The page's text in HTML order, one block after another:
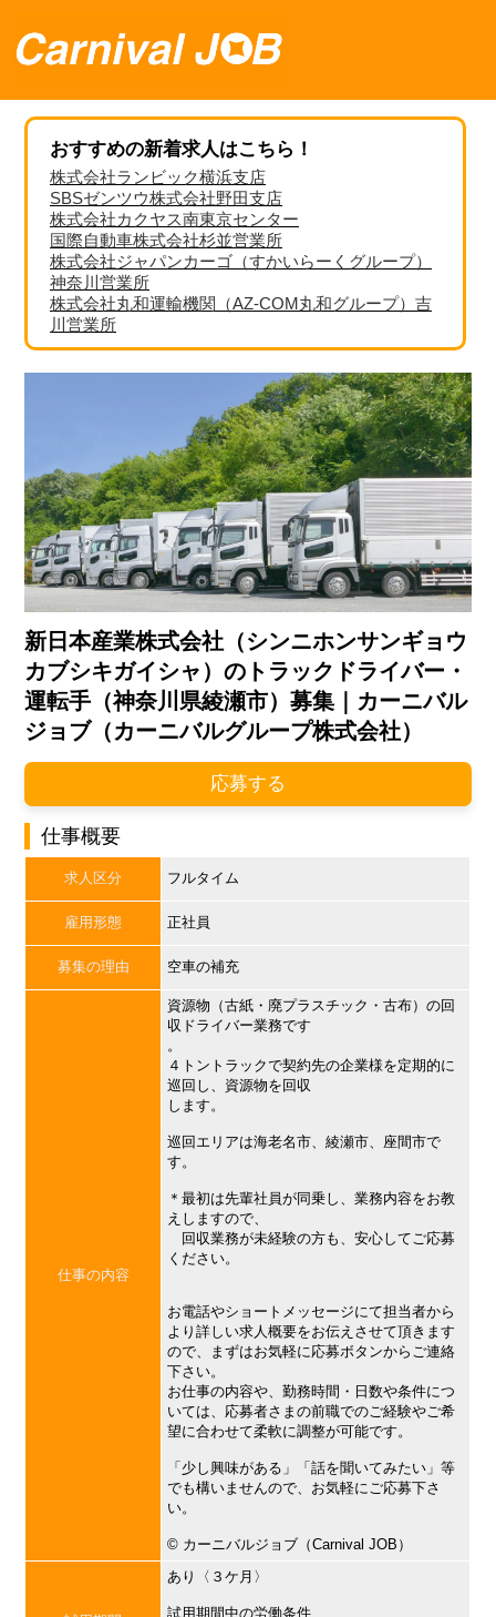
おすすめの新着求人はこちら！
株式会社ランビック横浜支店
SBSゼンツウ株式会社野田支店
株式会社カクヤス南東京センター
国際自動車株式会社杉並営業所
株式会社ジャパンカーゴ（すかいらーくグループ）
神奈川営業所
株式会社丸和運輸機関（AZ-COM丸和グループ）吉
川営業所
新日本産業株式会社（シンニホンサンギョウ
カブシキガイシャ）のトラックドライバー・
運転手（神奈川県綾瀬市）募集｜カーニバル
ジョブ（カーニバルグループ株式会社）
応募する
仕事概要
求人区分 フルタイム
雇用形態 正社員
募集の理由 空車の補充
仕事の内容
資源物（古紙・廃プラスチック・古布）の回
収ドライバー業務です
。
４トントラックで契約先の企業様を定期的に
巡回し、資源物を回収
します。
巡回エリアは海老名市、綾瀬市、座間市で
す。
＊最初は先輩社員が同乗し、業務内容をお教
えしますので、
回収業務が未経験の方も、安心してご応募
ください。
お電話やショートメッセージにて担当者から
より詳しい求人概要をお伝えさせて頂きます
ので、まずはお気軽に応募ボタンからご連絡
下さい。
お仕事の内容や、勤務時間・日数や条件につ
いては、応募者さまの前職でのご経験やご希
望に合わせて柔軟に調整が可能です。
「少し興味がある」「話を聞いてみたい」等
でも構いませんので、お気軽にご応募下さ
い。
©︎ カーニバルジョブ（Carnival JOB）
あり〈３ケ月〉
試用期間中の労働条件